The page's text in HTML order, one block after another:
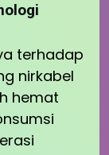
terhadap
nirkabel
hemat